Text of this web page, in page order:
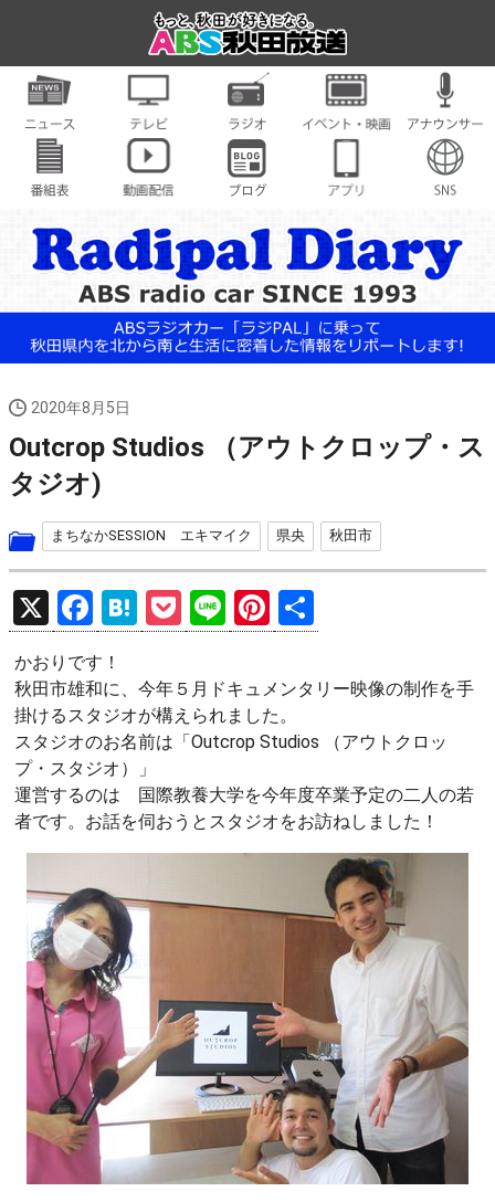
2020年8月5日
Outcrop Studios （アウトクロップ・ス
タジオ)
まちなかSESSION エキマイク 県央 秋田市
X
F
a
ce
b
o
o
k
H
at
e
n
a
P
o
ck
et
Li
n
e
Pi
nt
er
es
t
有
かおりです！
秋田市雄和に、今年５月ドキュメンタリー映像の制作を手
掛けるスタジオが構えられました。
スタジオのお名前は「Outcrop Studios （アウトクロッ
プ・スタジオ）」
運営するのは 国際教養大学を今年度卒業予定の二人の若
者です。お話を伺おうとスタジオをお訪ねしました！